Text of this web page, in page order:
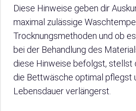
Diese Hinweise geben dir
maximal zulässige
Trocknungsmethoden und ob
bei der Behandlung des
diese Hinweise befolgst, stellst
die Bettwäsche optimal pflegst
Lebensdauer verlängerst.